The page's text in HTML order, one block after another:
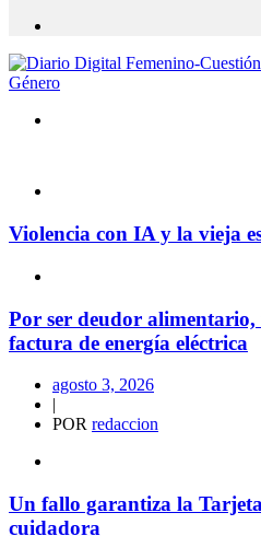
Violencia con IA y la vieja
Por ser deudor
factura de energía eléctrica
agosto 3, 2026
|
POR redaccion
Un fallo garantiza la
cuidadora